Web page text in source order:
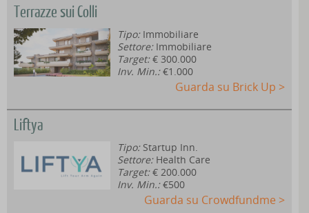
Terrazze sui Colli
Tipo: Immobiliare
Settore: Immobiliare
Target:€ 300.000
Inv. Min.:€1.000
Guarda su Brick Up >
Liftya
Tipo: Startup Inn.
Settore: Health Care
Target:€ 200.000
Inv. Min.:€500
Guarda su Crowdfundme >